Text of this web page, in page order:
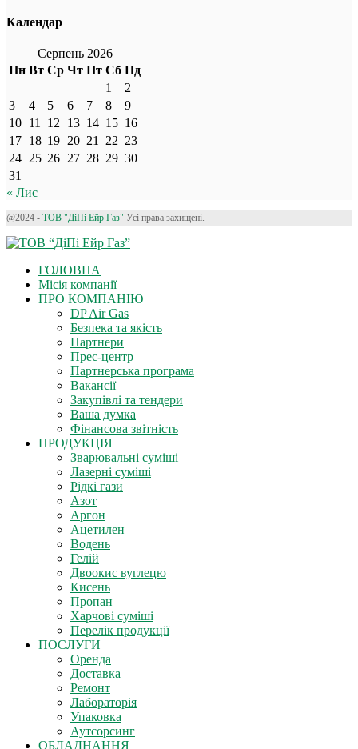
Календар
Серпень 2026
Пн Вт Ср Чт Пт Сб Нд
1
2
3
4 5 6 7 8
9
10 11 12 13 14 15 16
17 18 19 20 21 22 23
24 25 26 27 28 29 30
31
« Лис
@2024 - ТОВ "ДіПі Eйр Газ" Усі права захищені.
ГОЛОВНА
Місія компанії
ПРО КОМПАНІЮ
DP Air Gas
Безпека та якість
Партнери
Прес-центр
Партнерська програма
Вакансії
Закупівлі та тендери
Ваша думка
Фінансова звітність
ПРОДУКЦІЯ
Зварювальні суміші
Лазерні суміші
Рідкі гази
Азот
Аргон
Ацетилен
Водень
Гелій
Двоокис вуглецю
Кисень
Пропан
Харчові суміші
Перелік продукції
ПОСЛУГИ
Оренда
Доставка
Ремонт
Лабораторія
Упаковка
Аутсорсинг
ОБЛАДНАННЯ